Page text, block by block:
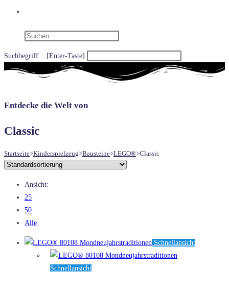
Suchbegriff... [Enter-Taste]
Entdecke die Welt von
Classic
Startseite>Kinderspielzeug>Bausteine>LEGO®>Classic
Ansicht:
25
50
Alle
Schnellansicht
Schnellansicht